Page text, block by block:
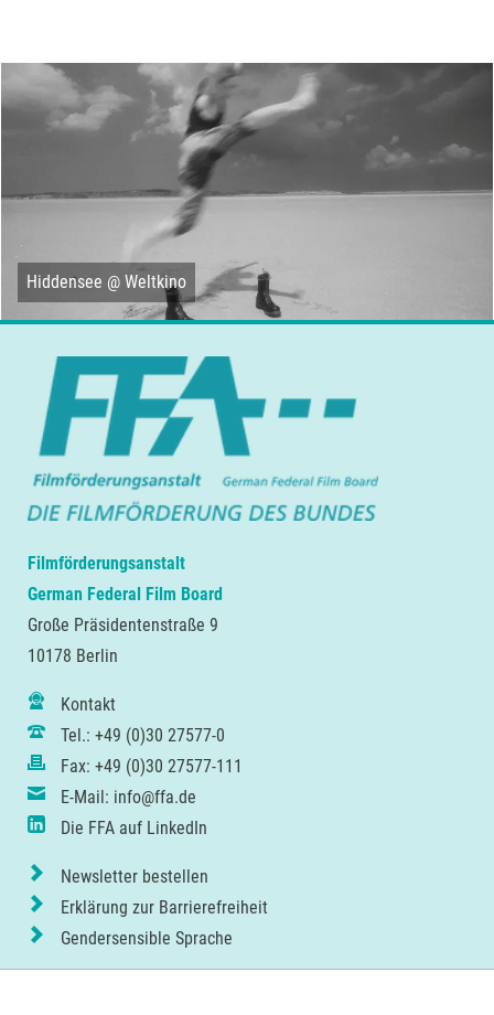
Hiddensee @ Weltkino
Filmförderungsanstalt
German Federal Film Board
Große Präsidentenstraße 9
10178 Berlin
Kontakt
Tel.: +49 (0)30 27577-0
Fax: +49 (0)30 27577-111
E-Mail: info@ffa.de
Die FFA auf LinkedIn
Newsletter bestellen
Erklärung zur Barrierefreiheit
Gendersensible Sprache